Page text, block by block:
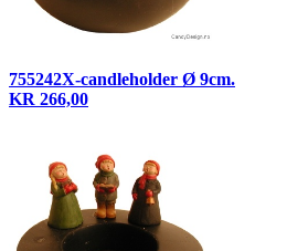
755242X-candleholder Ø 9cm.
KR 266,00